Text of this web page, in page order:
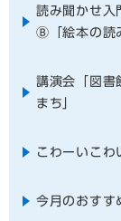
読み聞かせ入
Ⓑ「絵本の読
講演会「図
まち」
こわーいこわ
今月のおすす